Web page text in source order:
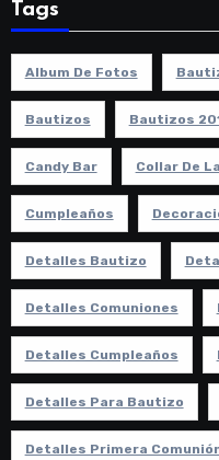
Tags
Album De Fotos
Bautizos Bautizos
Candy Bar Collar De
Cumpleaños
Detalles Bautizo
Detalles Comuniones
Detalles Cumpleaños
Detalles Para Bautizo
Detalles Primera